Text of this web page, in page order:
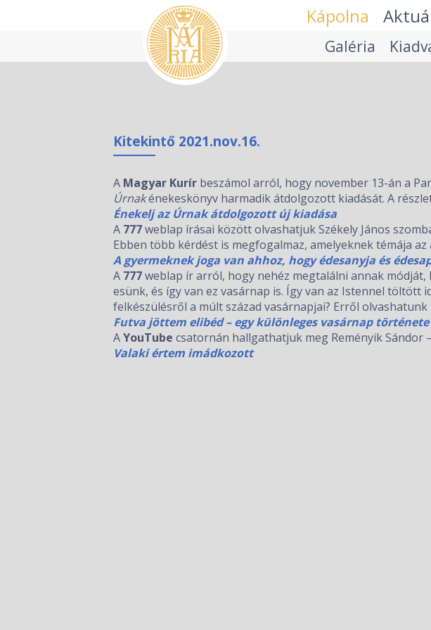
Kápolna
Galéria
Kitekintő 2021.nov.16.
A Magyar Kurír beszámol arról, hogy november 13-án a
Úrnakénekeskönyv harmadik átdolgozott kiadását. A
Énekelj az Úrnak átdolgozott új kiadása
A 777weblap írásai között olvashatjuk Székely János
Ebben több kérdést is megfogalmaz, amelyeknek témája
A gyermeknek joga van ahhoz, hogy édesanyja és
A 777weblap ír arról, hogy nehéz megtalálni annak
esünk, és így van ez vasárnap is. Így van az Istennel töltött
felkészülésről a múlt század vasárnapjai? Erről olvashatunk
Futva jöttem elibéd – egy különleges vasárnap története
AYouTube csatornán hallgathatjuk meg Reményik Sándor
Valaki értem imádkozott